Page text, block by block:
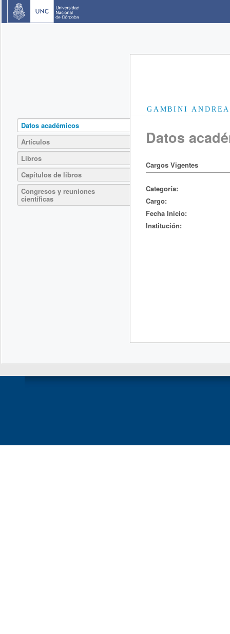
GAMBINI
Datos académicos
Artículos
Libros
Capítulos de libros
Congresos y reuniones
científicas
Datos
Cargos Vigentes
Categoría:
Cargo:
Fecha Inicio:
Institución: